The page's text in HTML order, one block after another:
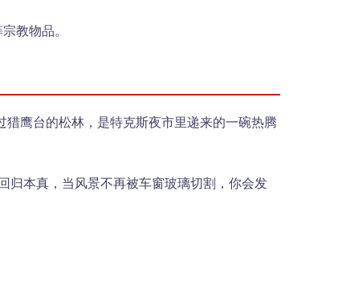
教物品。
猎鹰台的松林，是特克斯夜市里递来的一碗热腾
归本真，当风景不再被车窗玻璃切割，你会发